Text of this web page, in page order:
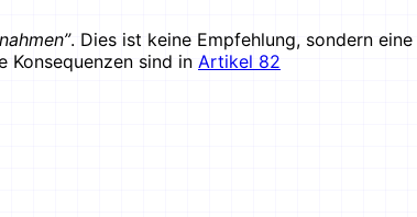
. Dies ist keine Empfehlung, sondern eine
Konsequenzen sind in Artikel 82